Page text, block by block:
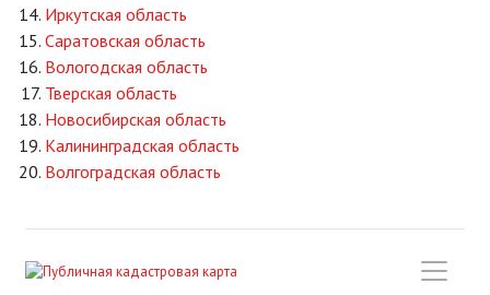
Иркутская область
Саратовская область
Вологодская область
Тверская область
Новосибирская область
Калининградская область
Волгоградская область